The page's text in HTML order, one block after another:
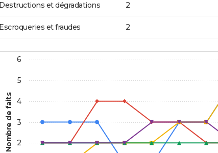
Destructions et dégradations 2
Escroqueries et fraudes 2
Nombre de faits 2
3
4
5
6